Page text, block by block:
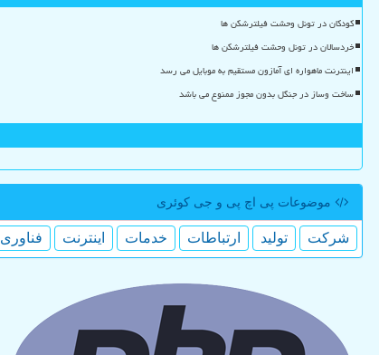
کودکان در تونل وحشت فیلترشکن ها
خردسالان در تونل وحشت فیلترشکن ها
اینترنت ماهواره ای آمازون مستقیم به موبایل می رسد
ساخت وساز در جنگل بدون مجوز ممنوع می باشد
موضوعات پی اچ پی و جی كوئری
شركت تولید ارتباطات خدمات اینترنت فناوری